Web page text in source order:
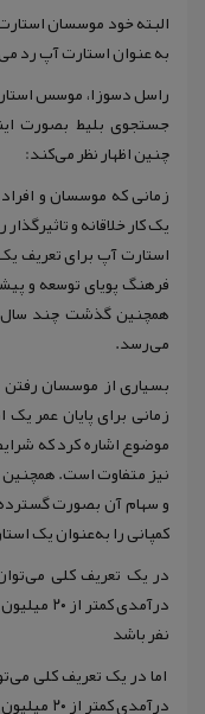
البته خود موسسان
به عنوان استارت آپ رد
جستجوی بلیط بصورت
چنین اظهار نظر می‌کند:
زمانی که موسسان و
یک کار خلاقانه و
استارت آپ برای تعریف
فرهنگ پویای توسعه و
همچنین گذشت چند سال
می‌رسد.
بسیاری از موسسان رفتن
زمانی برای پایان عمر
موضوع اشاره کرد که
نیز متفاوت است. همچنین
و سهام آن بصورت گسترده
کمپانی را به‌عنوان یک
در یک تعریف کلی
نفر باشد
اما در یک تعریف کلی